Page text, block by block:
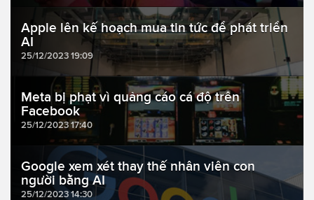
Apple lên kế hoạch mua tin tức để phát triển
AI
25/12/2023 19:09
Meta bị phạt vì quảng cáo cá độ trên
Facebook
25/12/2023 17:40
Google xem xét thay thế nhân viên con
người bằng AI
25/12/2023 14:30